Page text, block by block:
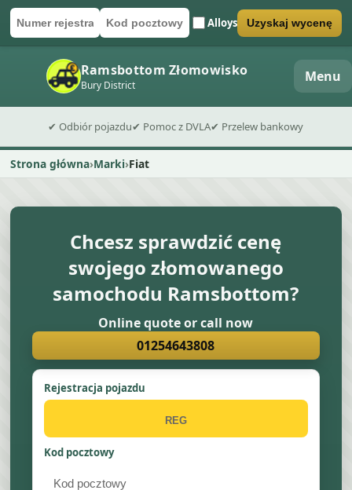
Numer rejestracyjny
Kod pocztowyAlloys
Wyślij formularz wyceny Uzyskaj wycenę
Ramsbottom Złomowisko
Bury District Menu
✔ Odbiór pojazdu✔ Pomoc z DVLA✔ Przelew bankowy
Strona główna Marki Fiat
Chcesz sprawdzić cenę
swojego złomowanego
samochodu Ramsbottom?
Online quote or call now
01254643808
Rejestracja pojazdu
Kod pocztowy